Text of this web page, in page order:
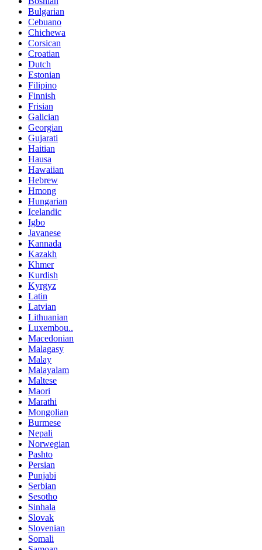
Bulgarian
Cebuano
Chichewa
Corsican
Croatian
Dutch
Estonian
Filipino
Finnish
Frisian
Galician
Georgian
Gujarati
Haitian
Hausa
Hawaiian
Hebrew
Hmong
Hungarian
Icelandic
Igbo
Javanese
Kannada
Kazakh
Khmer
Kurdish
Kyrgyz
Latin
Latvian
Lithuanian
Luxembou..
Macedonian
Malagasy
Malay
Malayalam
Maltese
Maori
Marathi
Mongolian
Burmese
Nepali
Norwegian
Pashto
Persian
Punjabi
Serbian
Sesotho
Sinhala
Slovak
Slovenian
Somali